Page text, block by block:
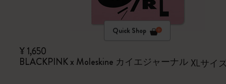
Quick Shop
¥ 1,650
BLACKPINK x Moleskine カイエジャーナル XLサイ